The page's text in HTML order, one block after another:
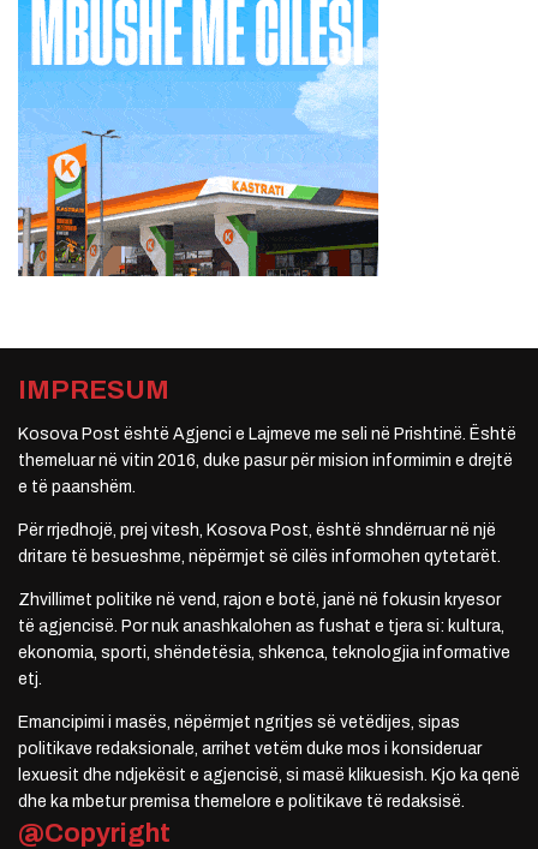
IMPRESUM
Kosova Post është Agjenci e Lajmeve me seli në Prishtinë. Është
themeluar në vitin 2016, duke pasur për mision informimin e drejtë
e të paanshëm.
Për rrjedhojë, prej vitesh, Kosova Post, është shndërruar në një
dritare të besueshme, nëpërmjet së cilës informohen qytetarët.
Zhvillimet politike në vend, rajon e botë, janë në fokusin kryesor
të agjencisë. Por nuk anashkalohen as fushat e tjera si: kultura,
ekonomia, sporti, shëndetësia, shkenca, teknologjia informative
etj.
Emancipimi i masës, nëpërmjet ngritjes së vetëdijes, sipas
politikave redaksionale, arrihet vetëm duke mos i konsideruar
lexuesit dhe ndjekësit e agjencisë, si masë klikuesish. Kjo ka qenë
dhe ka mbetur premisa themelore e politikave të redaksisë.
@Copyright